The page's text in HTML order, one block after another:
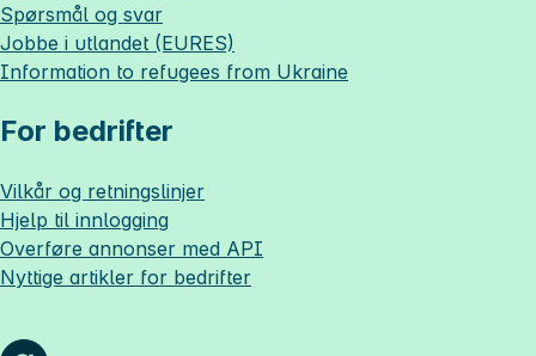
Spørsmål og svar
Jobbe i utlandet (EURES)
Information to refugees from Ukraine
For bedrifter
Vilkår og retningslinjer
Hjelp til innlogging
Overføre annonser med API
Nyttige artikler for bedrifter